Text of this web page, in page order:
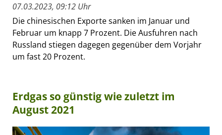
07.03.2023, 09:12 Uhr
Die chinesischen Exporte sanken im Januar und
Februar um knapp 7 Prozent. Die Ausfuhren nach
Russland stiegen dagegen gegenüber dem Vorjahr
um fast 20 Prozent.
Erdgas so günstig wie zuletzt im
August 2021